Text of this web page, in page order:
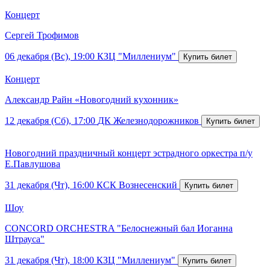
Концерт
Сергей Трофимов
06 декабря (Вс), 19:00 КЗЦ "Миллениум"
Концерт
Александр Райн «Новогодний кухонник»
12 декабря (Сб), 17:00 ДК Железнодорожников
Новогодний праздничный концерт эстрадного оркестра п/у
Е.Павлушова
31 декабря (Чт), 16:00 КСК Вознесенский
Шоу
CONCORD ORCHESTRA "Белоснежный бал Иоганна
Штрауса"
31 декабря (Чт), 18:00 КЗЦ "Миллениум"